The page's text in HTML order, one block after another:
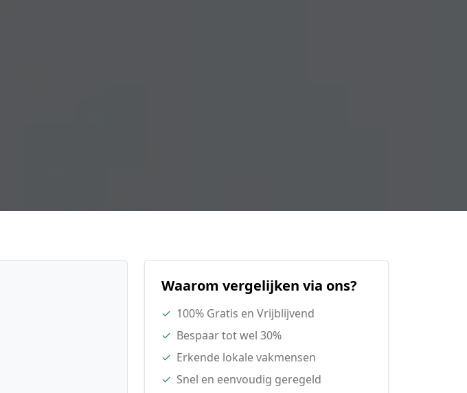
Waarom vergelijken via ons?
✓ 100% Gratis en Vrijblijvend
✓ Bespaar tot wel 30%
✓ Erkende lokale vakmensen
✓ Snel en eenvoudig geregeld